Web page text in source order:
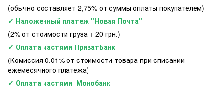
(обычно составляет 2,75% от суммы оплаты покупателем)
✓ Наложенный платеж "Новая Почта"
(2% от стоимости груза + 20 грн.)
✓ Оплата частями ПриватБанк
(Комиссия 0.01% от стоимости товара при списании
ежемесячного платежа)
✓ Оплата частями Монобанк